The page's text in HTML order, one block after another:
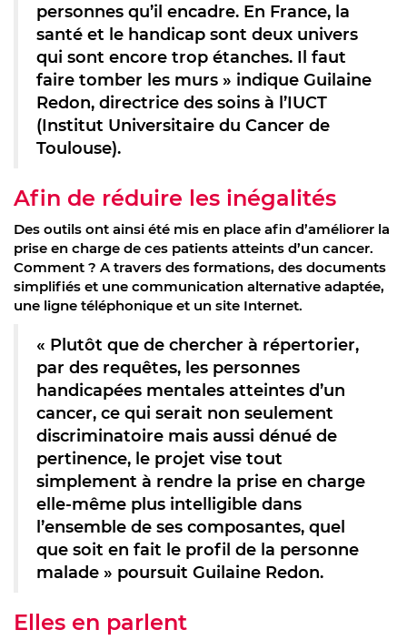
personnes qu’il encadre. En France, la
santé et le handicap sont deux univers
qui sont encore trop étanches. Il faut
faire tomber les murs » indique Guilaine
Redon, directrice des soins à l’IUCT
(Institut Universitaire du Cancer de
Toulouse).
Afin de réduire les inégalités
Des outils ont ainsi été mis en place afin d’améliorer la
prise en charge de ces patients atteints d’un cancer.
Comment ? A travers des formations, des documents
simplifiés et une communication alternative adaptée,
une ligne téléphonique et un site Internet.
« Plutôt que de chercher à répertorier,
par des requêtes, les personnes
handicapées mentales atteintes d’un
cancer, ce qui serait non seulement
discriminatoire mais aussi dénué de
pertinence, le projet vise tout
simplement à rendre la prise en charge
elle-même plus intelligible dans
l’ensemble de ses composantes, quel
que soit en fait le profil de la personne
malade » poursuit Guilaine Redon.
Elles en parlent